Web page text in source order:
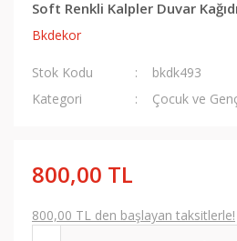
Soft Renkli Kalpler Duvar Kağıdı
Bkdekor
Stok Kodu
bkdk493
Kategori
Çocuk ve
800,00 TL
800,00 TL den başlayan taksitlerle!